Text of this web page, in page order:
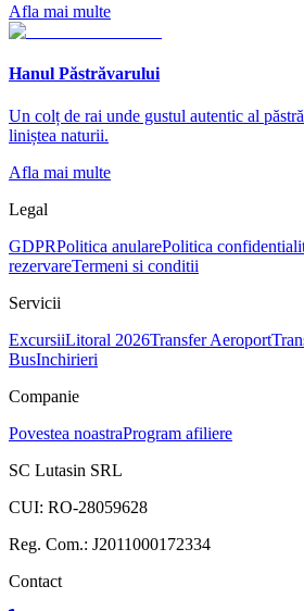
Afla mai multe
Hanul Păstrăvarului
Un colț de rai unde gustul autentic al
liniștea naturii.
Afla mai multe
Legal
GDPRPolitica anularePolitica
rezervareTermeni si conditii
Servicii
ExcursiiLitoral 2026Transfer Aeroport
BusInchirieri
Companie
Povestea noastraProgram afiliere
SC Lutasin SRL
CUI: RO-28059628
Reg. Com.: J2011000172334
Contact